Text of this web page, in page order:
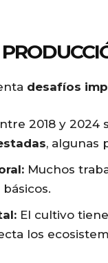
desafíos
2018 y
, algunas
Muchos
El cultivo tiene
los